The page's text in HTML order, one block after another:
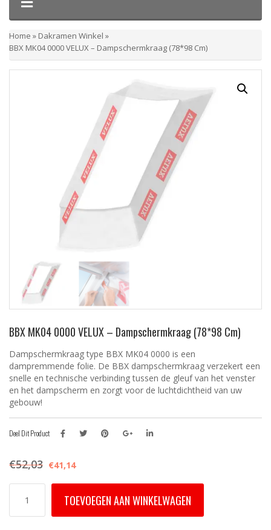
Home » Dakramen Winkel »
BBX MK04 0000 VELUX – Dampschermkraag (78*98 Cm)
BBX MK04 0000 VELUX – Dampschermkraag (78*98 Cm)
Dampschermkraag type BBX MK04 0000 is een
dampremmende folie. De BBX dampschermkraag verzekert een
snelle en technische verbinding tussen de gleuf van het venster
en het dampscherm en zorgt voor de luchtdichtheid van uw
gebouw!
Deel Dit Product
€52,03 €41,14
MK04
TOEVOEGEN AAN WINKELWAGEN